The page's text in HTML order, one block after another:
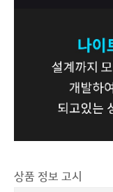
상품 정보 고시